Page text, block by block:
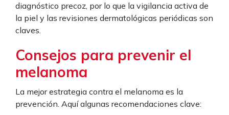
diagnóstico precoz, por lo que la vigilancia activa de
la piel y las revisiones dermatológicas periódicas son
claves.
Consejos para prevenir el
melanoma
La mejor estrategia contra el melanoma es la
prevención. Aquí algunas recomendaciones clave: